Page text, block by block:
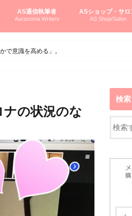
AS通信執筆者
Aurasoma Writers
ASショップ・サロ
AS Shop/Salon
で意識を高める」。
の状況のな
検索